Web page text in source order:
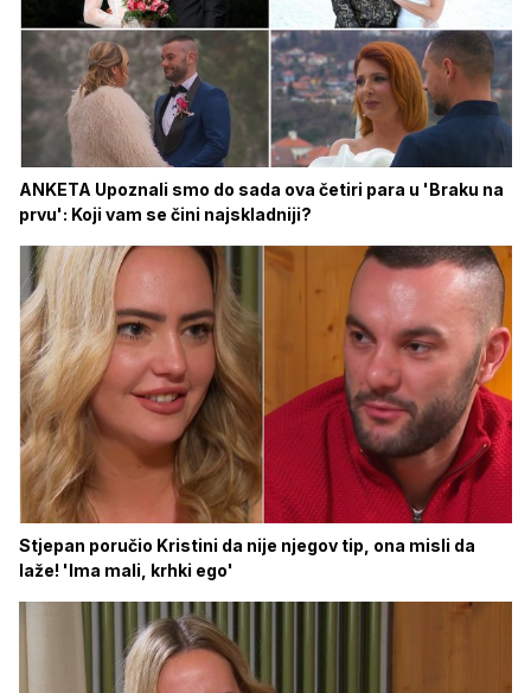
ANKETA Upoznali smo do sada ova četiri para u 'Braku na
prvu': Koji vam se čini najskladniji?
Stjepan poručio Kristini da nije njegov tip, ona misli da
laže! 'Ima mali, krhki ego'